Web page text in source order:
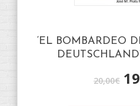
‘EL BOMBARDEO
20,00€